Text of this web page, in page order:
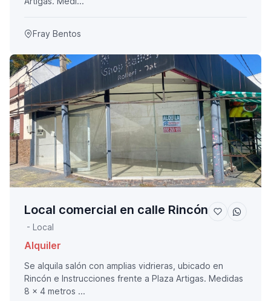
Fray Bentos
Local comercial en calle Rincón
- Local
Alquiler
Se alquila salón con amplias vidrieras, ubicado en
Rincón e Instrucciones frente a Plaza Artigas. Medidas
8 x 4 metros ...